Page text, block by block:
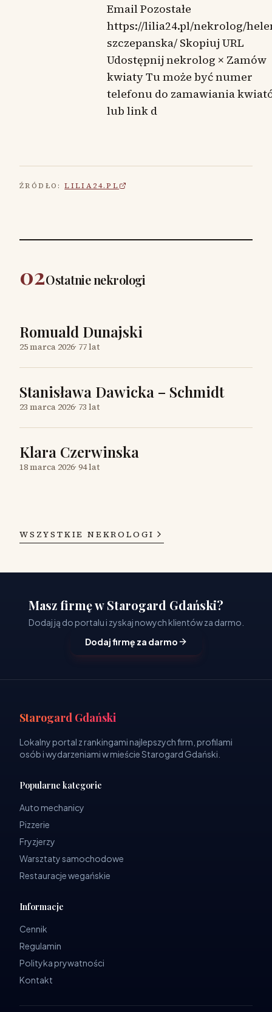
Email Pozostałe
https://lilia24.pl/nekrolog/
szczepanska/ Skopiuj URL
Udostępnij nekrolog × Zamów
kwiaty Tu może być numer
telefonu do zamawiania
lub link d
ŹRÓDŁO: LILIA24.PL
02Ostatnie nekrologi
Romuald Dunajski
25 marca 2026· 77 lat
Stanisława Dawicka – Schmidt
23 marca 2026· 73 lat
Klara Czerwinska
18 marca 2026· 94 lat
WSZYSTKIE NEKROLOGI
Masz firmę w Starogard Gdański?
Dodaj ją do portalu i zyskaj nowych klientów za darmo.
Dodaj firmę za darmo
Starogard Gdański
Lokalny portal z rankingami najlepszych firm, profilami
osób i wydarzeniami w mieście Starogard Gdański.
Popularne kategorie
Auto mechanicy
Pizzerie
Fryzjerzy
Warsztaty samochodowe
Restauracje wegańskie
Informacje
Cennik
Regulamin
Polityka prywatności
Kontakt